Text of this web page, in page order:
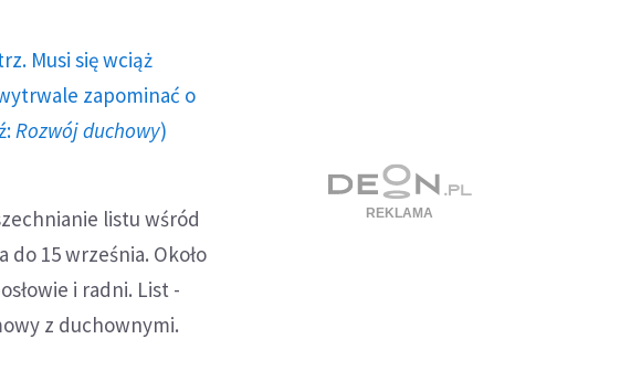
Musi się wciąż
zapominać o
Rozwój duchowy)
listu wśród
15 września. Około
i radni. List -
z duchownymi.